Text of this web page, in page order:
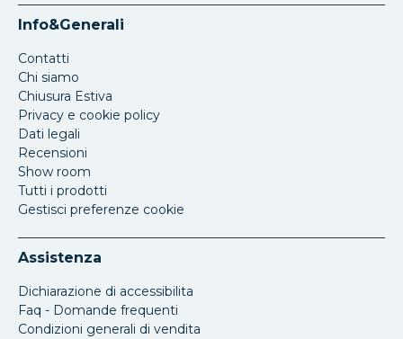
Info&Generali
Contatti
Chi siamo
Chiusura Estiva
Privacy e cookie policy
Dati legali
Recensioni
Show room
Tutti i prodotti
Gestisci preferenze cookie
Assistenza
Dichiarazione di accessibilita
Faq - Domande frequenti
Condizioni generali di vendita